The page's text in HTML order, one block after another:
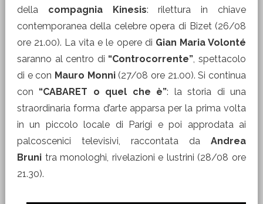
della compagnia Kinesis: rilettura in chiave
contemporanea della celebre opera di Bizet (26/08
ore 21.00). La vita e le opere di Gian Maria Volonté
saranno al centro di “Controcorrente”, spettacolo
di e con Mauro Monni(27/08 ore 21.00). Si continua
con “CABARET o quel che è”: la storia di una
straordinaria forma d’arte apparsa per la prima volta
in un piccolo locale di Parigi e poi approdata ai
palcoscenici televisivi, raccontata daAndrea
Bruni tra monologhi, rivelazioni e lustrini (28/08 ore
21.30).